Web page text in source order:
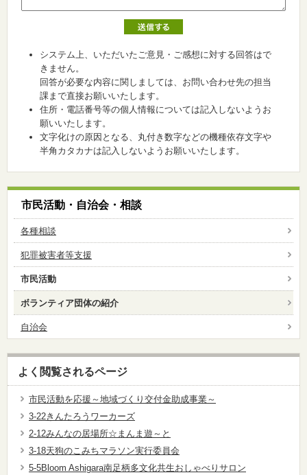
システム上、いただいたご意見・ご感想に対する回答はで
きません。
回答が必要な内容に関しましては、お問い合わせ先の担当
課まで直接お願いいたします。
住所・電話番号等の個人情報については記入しないようお
願いいたします。
文字化けの原因となる、丸付き数字などの機種依存文字や
半角カタカナは記入しないようお願いいたします。
市民活動・自治会・相談
各種相談
犯罪被害者等支援
市民活動
ボランティア団体の紹介
自治会
よく閲覧されるページ
市民活動を応援～地域づくり交付金助成事業～
3-22きんたろうワーカーズ
2-12みんなの居場所☆まんま遊～と
3-18天狗のこみちマラソン実行委員会
5-5Bloom Ashigara南足柄多文化共生おしゃべりサロン